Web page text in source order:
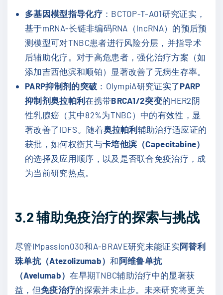
多基因模型指导化疗：BCTOP-T-A01研究证实，
基于mRNA-长链非编码RNA（lncRNA）的预后预
测模型可对TNBC患者进行风险分层，并指导术
后辅助化疗。对于高危患者，强化治疗方案（如
添加吉西他滨和顺铂）显著改善了无病生存率。
PARP抑制剂的突破 ：OlympiA研究证实了PARP
抑制剂奥拉帕利在携带BRCA1/2突变的HER2阴
性乳腺癌（其中82%为TNBC）中的有效性，显
著改善了iDFS。随着奥拉帕利 辅助治疗适应证的
获批，如何权衡其与卡培他滨（Capecitabine）
的选择及应用顺序，以及是否联合免疫治疗，成
为当前研究热点。
3.2辅助免疫治疗的探索与挑战
尽管IMpassion030和A-BRAVE研究未能证实阿替利
珠单抗（Atezolizumab）和阿维鲁单抗
（Avelumab）在早期TNBC辅助治疗中的显著获
益，但免疫治疗的探索并未止步。未来研究将更关